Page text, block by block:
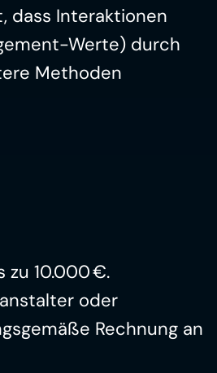
dass Interaktionen
Werte) durch
Methoden
10.000 €.
oder
Rechnung an